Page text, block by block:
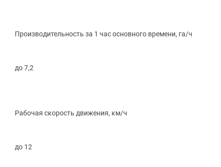
Производительность за 1 час основного времени, га/ч
до 7,2
Рабочая скорость движения, км/ч
до 12